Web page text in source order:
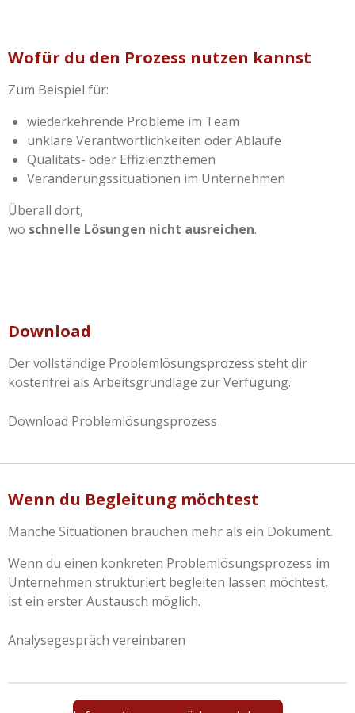
Wofür du den Prozess nutzen kannst
Zum Beispiel für:
wiederkehrende Probleme im Team
unklare Verantwortlichkeiten oder Abläufe
Qualitäts- oder Effizienzthemen
Veränderungssituationen im Unternehmen
Überall dort,
wo schnelle Lösungen nicht ausreichen.
Download
Der vollständige Problemlösungsprozess steht dir
kostenfrei als Arbeitsgrundlage zur Verfügung.
Download Problemlösungsprozess
Wenn du Begleitung möchtest
Manche Situationen brauchen mehr als ein Dokument.
Wenn du einen konkreten Problemlösungsprozess im
Unternehmen strukturiert begleiten lassen möchtest,
ist ein erster Austausch möglich.
Analysegespräch vereinbaren